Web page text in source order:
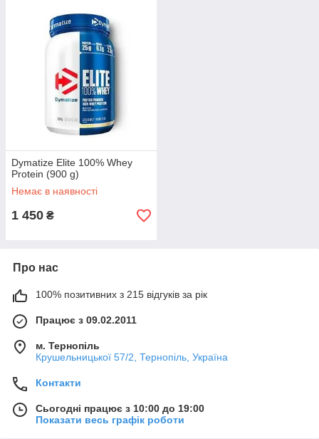
Dymatize Elite 100% Whey
Protein (900 g)
Немає в наявності
1 450 ₴
Про нас
100% позитивних з 215 відгуків за рік
Працює з 09.02.2011
м. Тернопіль
Крушельницької 57/2, Тернопіль, Україна
Контакти
Сьогодні працює з 10:00 до 19:00
Показати весь графік роботи